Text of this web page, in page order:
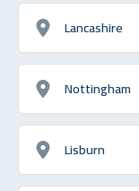
Lancashire
Nottingham
Lisburn